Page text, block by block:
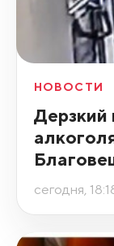
НОВОСТИ
Дерзкий
сегодня,